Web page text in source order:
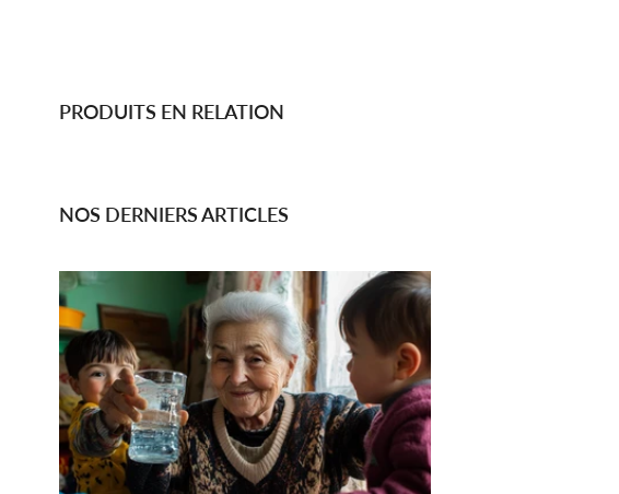
PRODUITS EN RELATION
NOS DERNIERS ARTICLES